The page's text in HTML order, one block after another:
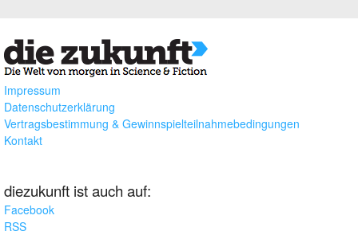
Impressum
Datenschutzerklärung
Vertragsbestimmung & Gewinnspielteilnahmebedingungen
Kontakt
diezukunft ist auch auf:
Facebook
RSS